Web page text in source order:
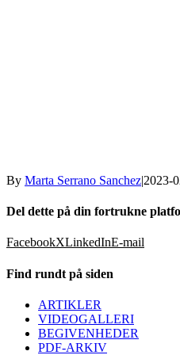
By Marta Serrano Sanchez|2023-
Del dette på din fortrukne
FacebookXLinkedInE-mail
Find rundt på siden
ARTIKLER
VIDEOGALLERI
BEGIVENHEDER
PDF-ARKIV